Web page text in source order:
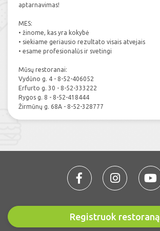
aptarnavimas!
MES:
• žinome, kas yra kokybė
• siekiame geriausio rezultato visais atvejais
• esame profesionalūs ir svetingi
Mūsų restoranai:
Vydūno g. 4 - 8-52-406052
Erfurto g. 30 - 8-52-333222
Rygos g. 8 - 8-52-418444
Žirmūnų g. 68A - 8-52-328777
Registruok restoraną